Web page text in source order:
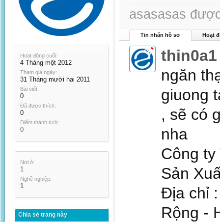
Hoạt động cuối:
4 Tháng một 2012
Tham gia ngày:
31 Tháng mười hai 2011
Bài viết:
0
Đã được thích:
0
Điểm thành tích:
0
Nơi ở:
1
Nghề nghiệp:
1
Chia sẻ trang này
asasasas
Tin nhắn hồ sơ Hoạt
thin0a1
ngăn
giuong
, sẽ có
nha
Công
Sản
Địa chỉ
Rộng -